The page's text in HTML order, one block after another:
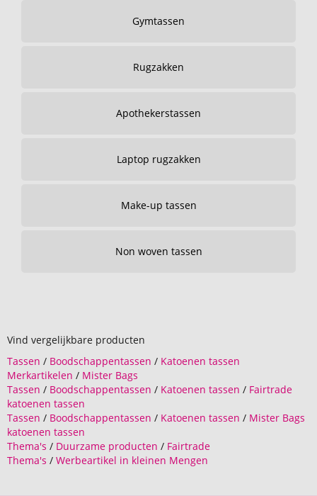
Gymtassen
Rugzakken
Apothekerstassen
Laptop rugzakken
Make-up tassen
Non woven tassen
Vind vergelijkbare producten
Tassen / Boodschappentassen / Katoenen tassen
Merkartikelen / Mister Bags
Tassen / Boodschappentassen / Katoenen tassen / Fairtrade
katoenen tassen
Tassen / Boodschappentassen / Katoenen tassen / Mister Bags
katoenen tassen
Thema's / Duurzame producten / Fairtrade
Thema's / Werbeartikel in kleinen Mengen